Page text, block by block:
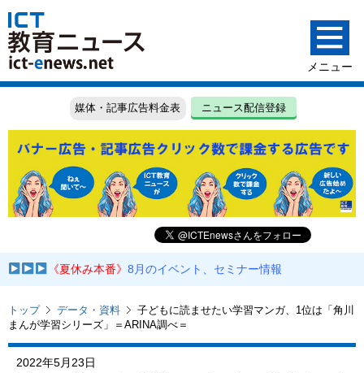
媒体・記事広告料金表 ニュース配信登録
《夏休み本番》8月のイベント、セミナー情報
トップ データ・資料
子どもに読ませたい学習マンガ、1位は「角川
まんが学習シリーズ」＝ARINA調べ＝
2022年5月23日